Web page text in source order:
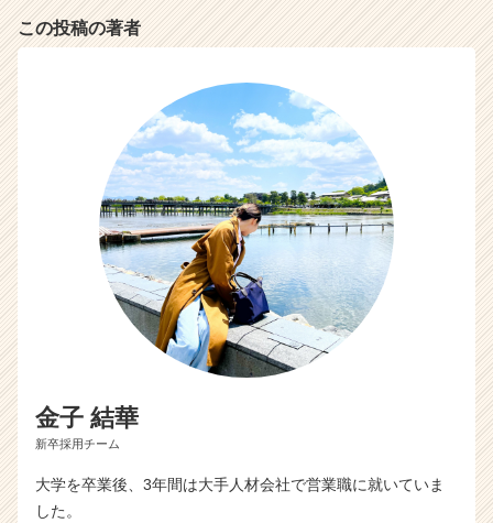
（C
e
e
r
C
a
r
e
e
r）
この投稿の著者
金子 結華
新卒採用チーム
大学を卒業後、3年間は大手人材会社で営業職に就いていま
した。